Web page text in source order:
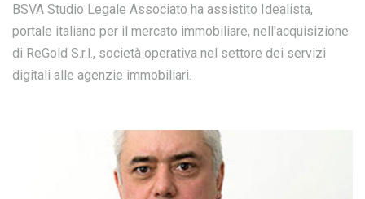
BSVA Studio Legale Associato ha assistito Idealista,
portale italiano per il mercato immobiliare, nell'acquisizione
di ReGold S.r.l., società operativa nel settore dei servizi
digitali alle agenzie immobiliari.